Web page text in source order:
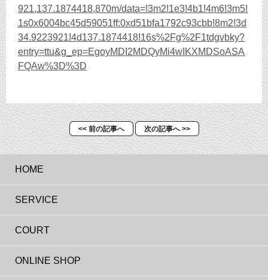
921,137.1874418,870m/data=!3m2!1e3!4b1!4m6!3m5!
1s0x6004bc45d59051ff:0xd51bfa1792c93cbb!8m2!3d
34.9223921!4d137.1874418!16s%2Fg%2F1tdgvbky?
entry=ttu&g_ep=EgoyMDI2MDQyMi4wIKXMDSoASA
FQAw%3D%3D
<< 前の記事へ 次の記事へ >>
HOME
SERVICE
COURT
ONLINE SHOP